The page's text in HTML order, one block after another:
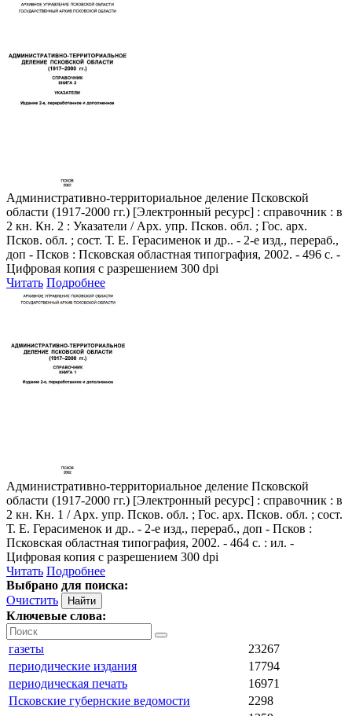
Административно-территориальное деление Псковской
области (1917-2000 гг.) [Электронный ресурс] : справочник : в
2 кн. Кн. 2 : Указатели / Арх. упр. Псков. обл. ; Гос. арх.
Псков. обл. ; сост. Т. Е. Герасименок и др.. - 2-е изд., пеpеpаб.,
доп - Псков : Псковская областная типография, 2002. - 496 с. -
Цифровая копия с разрешением 300 dpi
Читать Подробнее
Административно-территориальное деление Псковской
области (1917-2000 гг.) [Электронный ресурс] : справочник : в
2 кн. Кн. 1 / Арх. упр. Псков. обл. ; Гос. арх. Псков. обл. ; сост.
Т. Е. Герасименок и др.. - 2-е изд., пеpеpаб., доп - Псков :
Псковская областная типография, 2002. - 464 с. : ил. -
Цифровая копия с разрешением 300 dpi
Читать Подробнее
Выбрано для поиска:
Очистить
Ключевые слова:
газеты
23267
периодические издания
17794
периодическая печать
16971
Псковские губернские ведомости
2298